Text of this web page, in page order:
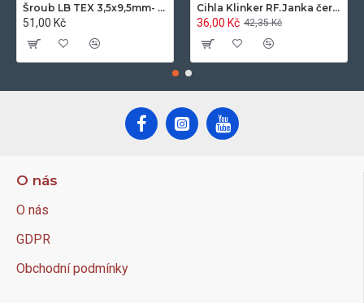
Šroub LB TEX 3,5x9,5mm- 100ks/bal.-zinek
51,00 Kč
Cihla Klinker RF.Janka červená světlá 25x12x6,5cm- 420ks/pal.
36,00 Kč 42,35 Kč
O nás
O nás
GDPR
Obchodní podmínky